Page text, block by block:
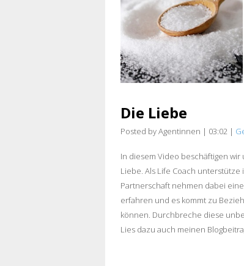
Die Liebe
Posted by Agentinnen | 03:02 |
In diesem Video beschäftigen
Liebe. Als Life Coach
Partnerschaft nehmen dabei
erfahren und es kommt zu
können. Durchbreche diese
Lies dazu auch meinen